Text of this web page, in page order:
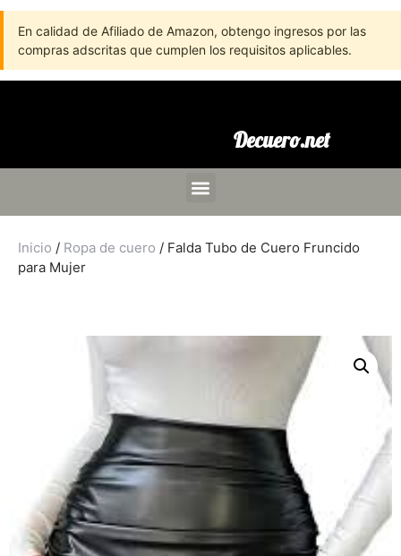
En calidad de Afiliado de Amazon, obtengo ingresos por las
compras adscritas que cumplen los requisitos aplicables.
Decuero.net
Inicio / Ropa de cuero / Falda Tubo de Cuero Fruncido
para Mujer